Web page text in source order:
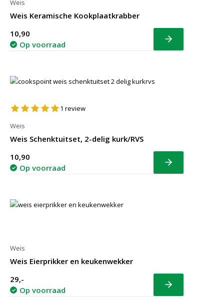
Weis
Weis Keramische Kookplaatkrabber
10,90
Op voorraad
Bekijk
1 review
Weis
Weis Schenktuitset, 2-delig kurk/RVS
10,90
Op voorraad
Bekijk
Weis
Weis Eierprikker en keukenwekker
29,-
Op voorraad
Bekijk